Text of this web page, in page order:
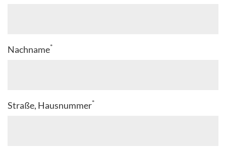
Nachname*
Straße, Hausnummer*